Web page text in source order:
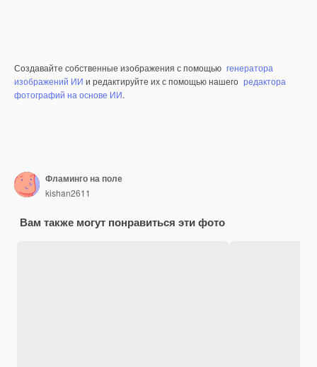
Создавайте собственные изображения с помощью генератора
изображений ИИ и редактируйте их с помощью нашего редактора
фотографий на основе ИИ.
Фламинго на поле
kishan2611
Вам также могут понравиться эти фото